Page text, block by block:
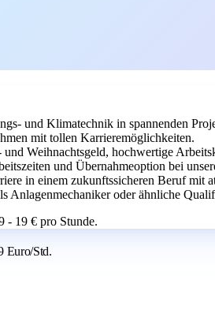
und Klimatechnik in spannenden
mit tollen Karrieremöglichkeiten.
Weihnachtsgeld, hochwertige
und Übernahmeoption bei
in einem zukunftssicheren Beruf mit
Anlagenmechaniker oder ähnliche
- 19 € pro Stunde.
Euro/Std.